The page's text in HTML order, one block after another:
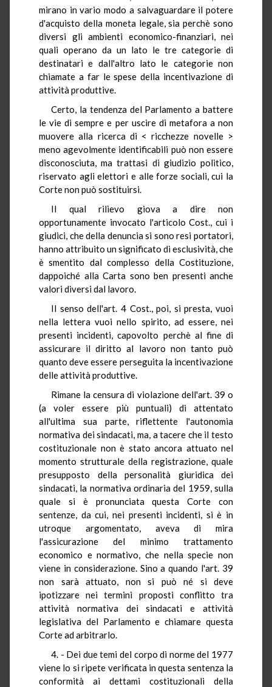
mirano in vario modo a salvaguardare il potere
d'acquisto della moneta legale, sia perchè sono
diversi gli ambienti economico-finanziari, nei
quali operano da un lato le tre categorie di
destinatari e dall'altro lato le categorie non
chiamate a far le spese della incentivazione di
attività produttive.
Certo, la tendenza del Parlamento a battere
le vie di sempre e per uscire di metafora a non
muovere alla ricerca di < ricchezze novelle >
meno agevolmente identificabili può non essere
disconosciuta, ma trattasi di giudizio politico,
riservato agli elettori e alle forze sociali, cui la
Corte non può sostituirsi.
Il qual rilievo giova a dire non
opportunamente invocato l'articolo Cost., cui i
giudici, che della denuncia si sono resi portatori,
hanno attribuito un significato di esclusività, che
è smentito dal complesso della Costituzione,
dappoiché alla Carta sono ben presenti anche
valori diversi dal lavoro.
Il senso dell'art. 4 Cost., poi, si presta, vuoi
nella lettera vuoi nello spirito, ad essere, nei
presenti incidenti, capovolto perchè al fine di
assicurare il diritto al lavoro non tanto può
quanto deve essere perseguita la incentivazione
delle attività produttive.
Rimane la censura di violazione dell'art. 39 o
(a voler essere più puntuali) di attentato
all'ultima sua parte, riflettente l'autonomia
normativa dei sindacati, ma, a tacere che il testo
costituzionale non è stato ancora attuato nel
momento strutturale della registrazione, quale
presupposto della personalità giuridica dei
sindacati, la normativa ordinaria del 1959, sulla
quale si è pronunciata questa Corte con
sentenze, da cui, nei presenti incidenti, si è in
utroque argomentato, aveva di mira
l'assicurazione del minimo trattamento
economico e normativo, che nella specie non
viene in considerazione. Sino a quando l'art. 39
non sarà attuato, non si può né si deve
ipotizzare nei termini proposti conflitto tra
attività normativa dei sindacati e attività
legislativa del Parlamento e chiamare questa
Corte ad arbitrarlo.
4. - Dei due temi del corpo di norme del 1977
viene lo si ripete verificata in questa sentenza la
conformità ai dettami costituzionali della